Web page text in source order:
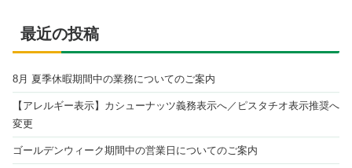
最近の投稿
8月 夏季休暇期間中の業務についてのご案内
【アレルギー表示】カシューナッツ義務表示へ／ピスタチオ表示推奨へ
変更
ゴールデンウィーク期間中の営業日についてのご案内